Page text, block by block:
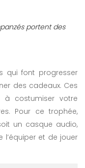
portent des
qui font progresser
des cadeaux. Ces
à costumiser votre
Pour ce trophée,
un casque audio,
l’équiper et de jouer